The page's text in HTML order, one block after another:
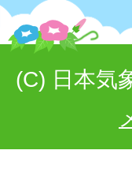
(C) 日本気